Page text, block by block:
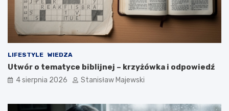
LIFESTYLE WIEDZA
Utwór o tematyce biblijnej – krzyżówka i odpowiedź
4 sierpnia 2026 Stanisław Majewski